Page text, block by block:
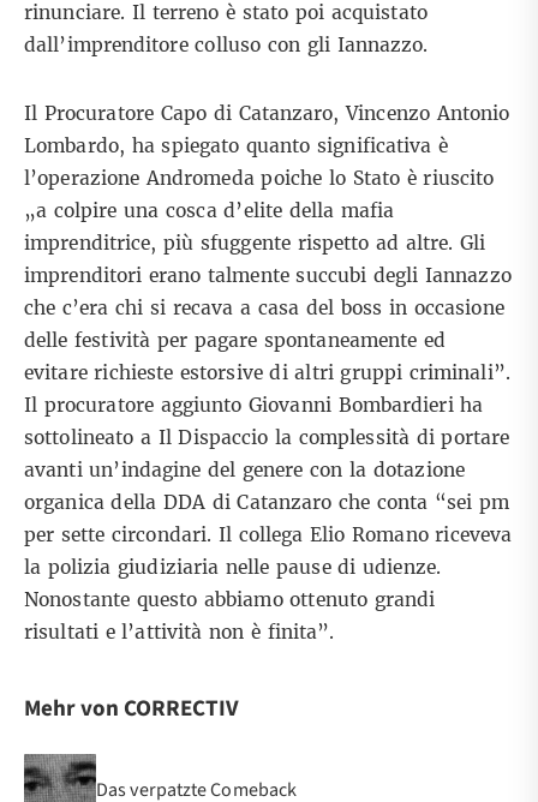
rinunciare. Il terreno è stato poi acquistato
dall’imprenditore colluso con gli Iannazzo.
Il Procuratore Capo di Catanzaro, Vincenzo Antonio
Lombardo, ha spiegato quanto significativa è
l’operazione Andromeda poiche lo Stato è riuscito
„a colpire una cosca d’elite della mafia
imprenditrice, più sfuggente rispetto ad altre. Gli
imprenditori erano talmente succubi degli Iannazzo
che c’era chi si recava a casa del boss in occasione
delle festività per pagare spontaneamente ed
evitare richieste estorsive di altri gruppi criminali”.
Il procuratore aggiunto Giovanni Bombardieri ha
sottolineato a Il Dispaccio la complessità di portare
avanti un’indagine del genere con la dotazione
organica della DDA di Catanzaro che conta “sei pm
per sette circondari. Il collega Elio Romano riceveva
la polizia giudiziaria nelle pause di udienze.
Nonostante questo abbiamo ottenuto grandi
risultati e l’attività non è finita”.
Mehr von CORRECTIV
Das verpatzte Comeback